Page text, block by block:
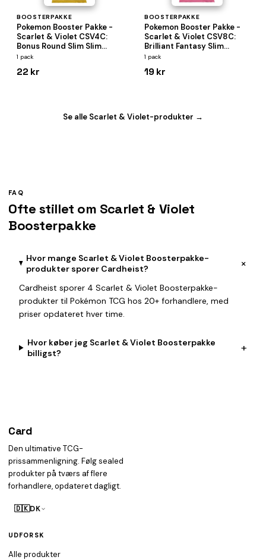
BOOSTERPAKKE
Pokemon Booster Pakke -
Scarlet & Violet CSV4C:
Bonus Round Slim Slim
*KINESISK/CHINESE*
1 pack
22 kr
BOOSTERPAKKE
Pokemon Booster Pakke -
Scarlet & Violet CSV8C:
Brilliant Fantasy Slim
*KINESISK/CHINESE*
1 pack
19 kr
Se alle Scarlet & Violet-produkter →
FAQ
Ofte stillet om Scarlet & Violet
Boosterpakke
Hvor mange Scarlet & Violet Boosterpakke-
produkter sporer Cardheist?
+
Cardheist sporer 4 Scarlet & Violet Boosterpakke-
produkter til Pokémon TCG hos 20+ forhandlere, med
priser opdateret hver time.
Hvor køber jeg Scarlet & Violet Boosterpakke
billigst?
+
Card
Den ultimative TCG-
prissammenligning. Følg sealed
produkter på tværs af flere
forhandlere, opdateret dagligt.
🇩🇰DK
UDFORSK
Alle produkter